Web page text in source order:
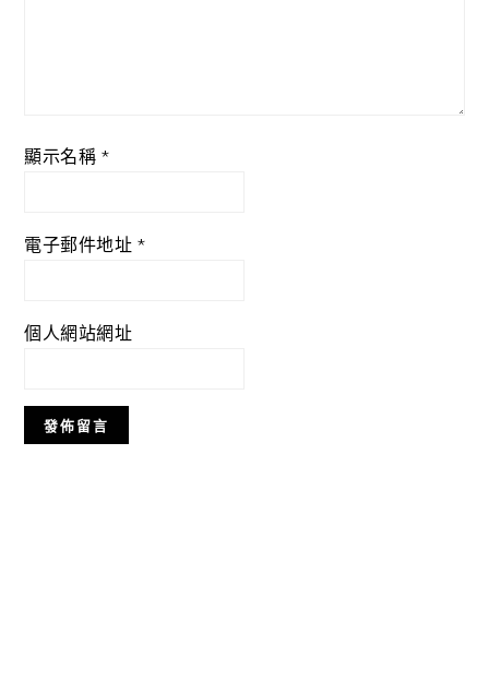
顯示名稱 *
電子郵件地址 *
個人網站網址